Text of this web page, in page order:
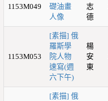
1153M049
礎油畫
人像
志
德
1153M053
[素描] 俄
羅斯學
院人物
速寫(週
六下午)
楊
安
東
[素描] 俄